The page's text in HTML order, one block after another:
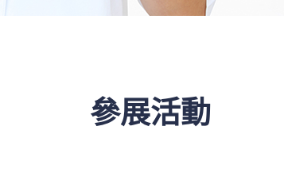
參展活動